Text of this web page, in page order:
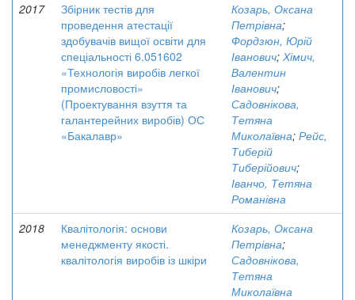
2017
Збірник тестів для
проведення атестації
здобувачів вищої освіти для
спеціальності 6.051602
«Технологія виробів легкої
промисловості»
(Проектування взуття та
галантерейних виробів) ОС
«Бакалавр»
Козарь, Оксана
Петрівна;
Фордзюн, Юрій
Іванович; Хімич,
Валентин
Іванович;
Садовнікова,
Тетяна
Миколаївна; Рейс,
Тиберій
Тиберійович;
Іванчо, Тетяна
Романівна
2018
Квалітологія: основи
менеджменту якості.
квалітологія виробів із шкіри
Козарь, Оксана
Петрівна;
Садовнікова,
Тетяна
Миколаївна